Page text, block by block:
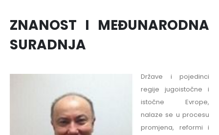
ZNANOST I MEĐUNARODNA
SURADNJA
Države i pojedinci
regije jugoistočne i
istočne Evrope,
nalaze se u procesu
promjena, reformi i